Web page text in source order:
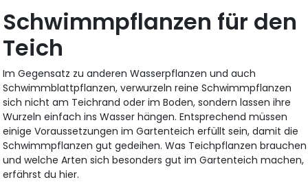
Schwimmpflanzen für den
Teich
Im Gegensatz zu anderen Wasserpflanzen und auch
Schwimmblattpflanzen, verwurzeln reine Schwimmpflanzen
sich nicht am Teichrand oder im Boden, sondern lassen ihre
Wurzeln einfach ins Wasser hängen. Entsprechend müssen
einige Voraussetzungen im Gartenteich erfüllt sein, damit die
Schwimmpflanzen gut gedeihen. Was Teichpflanzen brauchen
und welche Arten sich besonders gut im Gartenteich machen,
erfährst du hier.